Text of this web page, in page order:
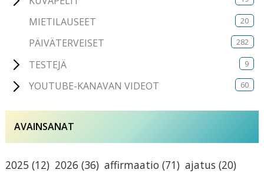
MIETILAUSEET 20
PÄIVÄTERVEISET 282
TESTEJÄ 9
YOUTUBE-KANAVAN VIDEOT 60
AVAINSANAT
2025 (12) 2026 (36) affirmaatio (71) ajatus (20)